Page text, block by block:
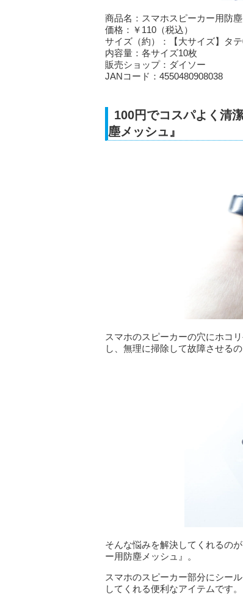
商品名：スマホスピーカー用防塵
価格：￥110（税込）
サイズ（約）：【大サイズ】タ
内容量：各サイズ10枚
販売ショップ：ダイソー
JANコード：4550480908038
100円でコスパよく清
塵メッシュ』
スマホのスピーカーの穴にホコ
し、無理に掃除して故障させる
そんな悩みを解決してくれるの
ー用防塵メッシュ』。
スマホのスピーカー部分にシー
してくれる便利なアイテムです。